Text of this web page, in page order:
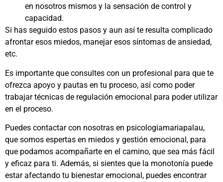
en nosotros mismos y la sensación de control y
capacidad.
Si has seguido estos pasos y aun así te resulta complicado
afrontar esos miedos, manejar esos síntomas de ansiedad,
etc.
Es importante que consultes con un profesional para que te
ofrezca apoyo y pautas en tu proceso, así como poder
trabajar técnicas de regulación emocional para poder utilizar
en el proceso.
Puedes contactar con nosotras en psicologiamariapalau,
que somos espertas en miedos y gestión emocional, para
que podamos acompañarte en el camino, que sea más fácil
y eficaz para ti. Además, si sientes que la monotonía puede
estar afectando tu bienestar emocional, puedes encontrar